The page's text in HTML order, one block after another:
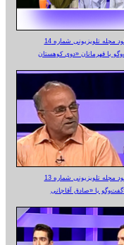
مجله تلویزیونی شماره 14
مجله تلویزیونی شماره 13